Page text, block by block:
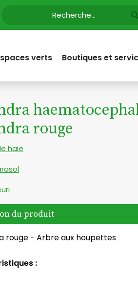
verts Boutiques et
rouge
haie
du produit
rouge - Arbre aux houpettes
: